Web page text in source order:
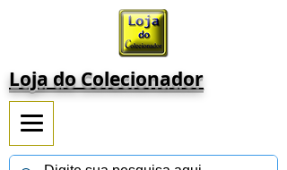
Loja do Colecionador